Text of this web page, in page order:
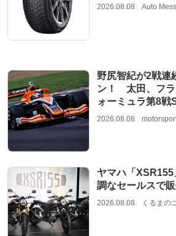
2026.08.08 Auto
野尻智紀が2戦連
ン！ 太田、フラ
ォーミュラ第8戦
2026.08.08
ヤマハ「
調なセールスで
2026.08.08 くるまの